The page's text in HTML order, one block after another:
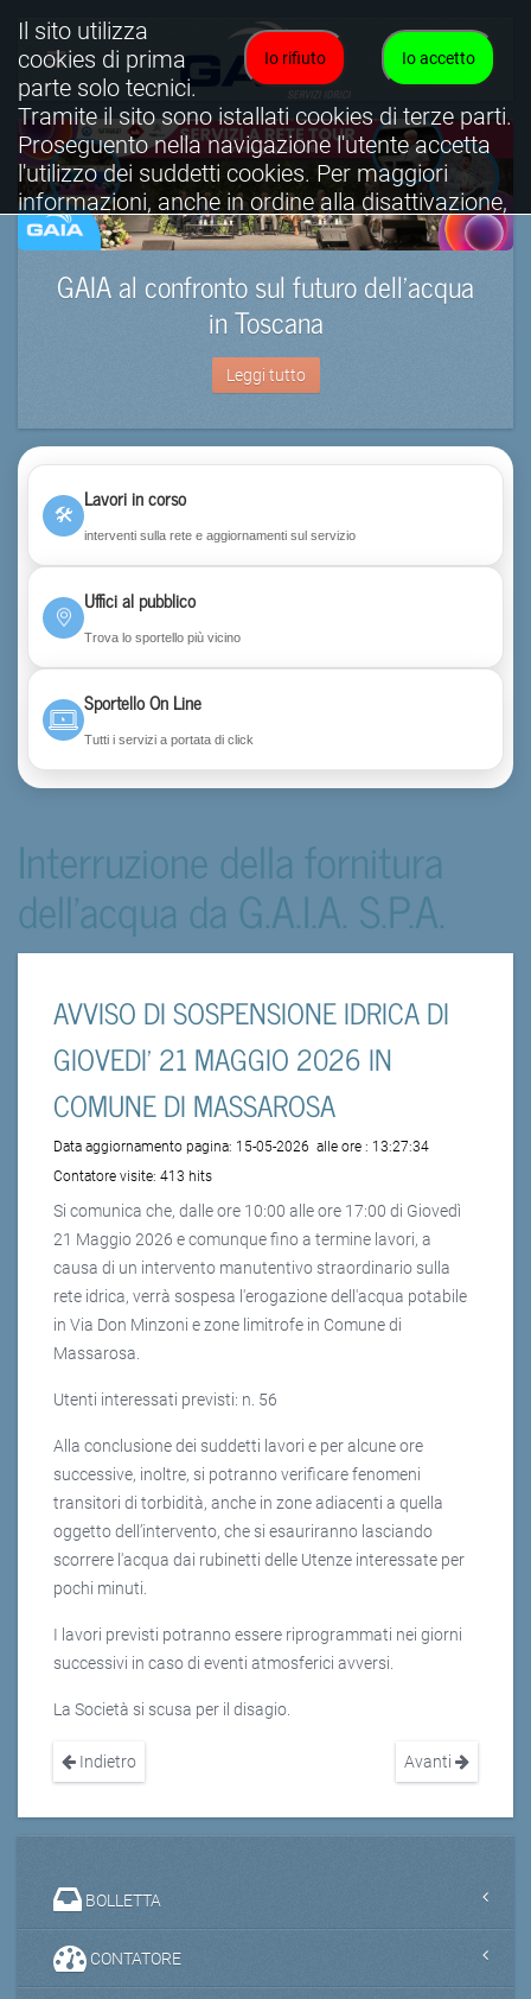
GAIA al confronto sul futuro dell’acqua
in Toscana
Leggi tutto
🛠
Lavori in corso
interventi sulla rete e aggiornamenti sul servizio
Uffici al pubblico
Trova lo sportello più vicino
Sportello On Line
Tutti i servizi a portata di click
Interruzione della fornitura
dell'acqua da G.A.I.A. S.P.A.
AVVISO DI SOSPENSIONE IDRICA DI
GIOVEDI’ 21 MAGGIO 2026 IN
COMUNE DI MASSAROSA
Data aggiornamento pagina: 15-05-2026 alle ore : 13:27:34
Contatore visite: 413 hits
Si comunica che, dalle ore 10:00 alle ore 17:00 di Giovedì
21 Maggio 2026 e comunque fino a termine lavori, a
causa di un intervento manutentivo straordinario sulla
rete idrica, verrà sospesa l'erogazione dell'acqua potabile
in Via Don Minzoni e zone limitrofe in Comune di
Massarosa.
Utenti interessati previsti: n. 56
Alla conclusione dei suddetti lavori e per alcune ore
successive, inoltre, si potranno verificare fenomeni
transitori di torbidità, anche in zone adiacenti a quella
oggetto dell’intervento, che si esauriranno lasciando
scorrere l'acqua dai rubinetti delle Utenze interessate per
pochi minuti.
I lavori previsti potranno essere riprogrammati nei giorni
successivi in caso di eventi atmosferici avversi.
La Società si scusa per il disagio.
Indietro Avanti
BOLLETTA
CONTATORE
Io accetto
Io rifiuto
Il sito utilizza
cookies di prima
parte solo tecnici.
Tramite il sito sono istallati cookies di terze parti.
Proseguento nella navigazione l'utente accetta
l'utilizzo dei suddetti cookies. Per maggiori
informazioni, anche in ordine alla disattivazione,
è possibile consultare l'informativa cookies
completa.
Visualizza informativa completa.